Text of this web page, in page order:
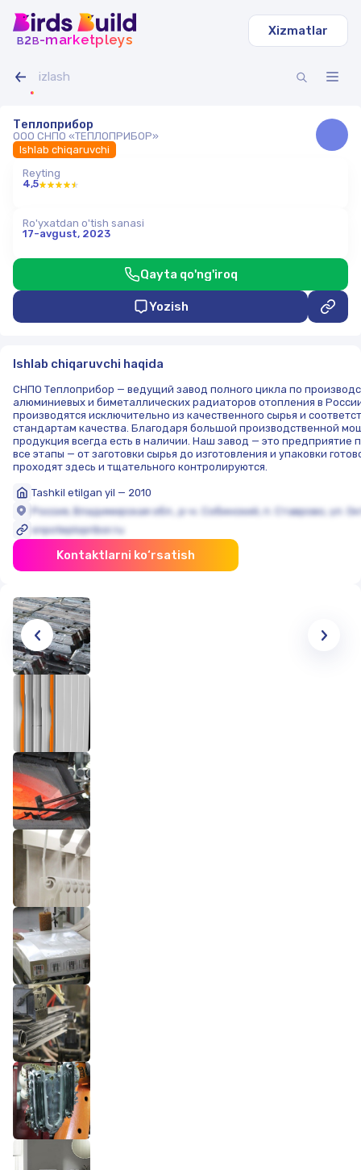
b2b-marketpleys
Xizmatlar
Теплоприбор
ООО СНПО «ТЕПЛОПРИБОР»
Ishlab chiqaruvchi
Qayta qo'ng'iroq
Yozish
Reyting
4,5
Ro'yxatdan o'tish sanasi
17-avgust, 2023
Ishlab chiqaruvchi haqida
СНПО Теплоприбор — ведущий завод полного цикла по
алюминиевых и биметаллических радиаторов отопления в
производятся исключительно из качественного сырья и
стандартам качества. Благодаря большой производственной
продукция всегда есть в наличии. Наш завод — это предприятие
все этапы — от заготовки сырья до изготовления и упаковки
проходят здесь и тщательного контролируются.
Tashkil etilgan yil — 2010
Россия, Владимирская обл., р-н. Собинский, п. Ставрово, ул.
snpoteplopribor.ru
Kontaktlarni ko‘rsatish